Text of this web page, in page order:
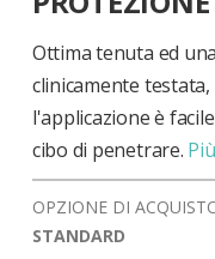
galleria
di
immagini
Ottima tenuta ed
clinicamente
l'applicazione è
cibo di penetrare.
OPZIONE DI
STANDARD